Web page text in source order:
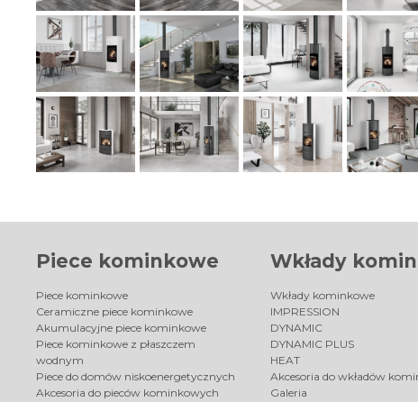
Piece kominkowe
Piece kominkowe
Ceramiczne piece kominkowe
Akumulacyjne piece kominkowe
Piece kominkowe z płaszczem
wodnym
Piece do domów niskoenergetycznych
Akcesoria do pieców kominkowych
Wkłady
Wkłady kominkowe
IMPRESSION
DYNAMIC
DYNAMIC PLUS
HEAT
Akcesoria do wkładów
Galeria